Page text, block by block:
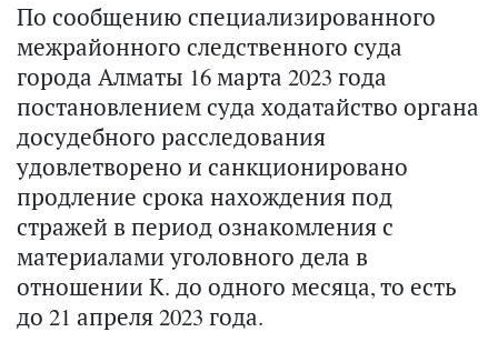
По сообщению специализированного
межрайонного следственного суда
города Алматы 16 марта 2023 года
постановлением суда ходатайство органа
досудебного расследования
удовлетворено и санкционировано
продление срока нахождения под
стражей в период ознакомления с
материалами уголовного дела в
отношении К. до одного месяца, то есть
до 21 апреля 2023 года.